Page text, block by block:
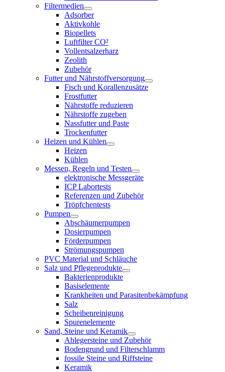
Filtermedien
Adsorber
Aktivkohle
Biopellets
Luftfilter CO²
Vollentsalzerharz
Zeolith
Zubehör
Futter und Nährstoffversorgung
Fisch und Korallenzusätze
Frostfutter
Nährstoffe reduzieren
Nährstoffe zugeben
Nassfutter und Paste
Trockenfutter
Heizen und Kühlen
Heizen
Kühlen
Messen, Regeln und Testen
elektronische Messgeräte
ICP Labortests
Referenzen und Zubehör
Tröpfchentests
Pumpen
Abschäumerpumpen
Dosierpumpen
Förderpumpen
Strömungspumpen
PVC Material und Schläuche
Salz und Pflegeprodukte
Bakterienprodukte
Basiselemente
Krankheiten und Parasitenbekämpfung
Salz
Scheibenreinigung
Spurenelemente
Sand, Steine und Keramik
Ablegersteine und Zubehör
Bodengrund und Filterschlamm
fossile Steine und Riffsteine
Keramik